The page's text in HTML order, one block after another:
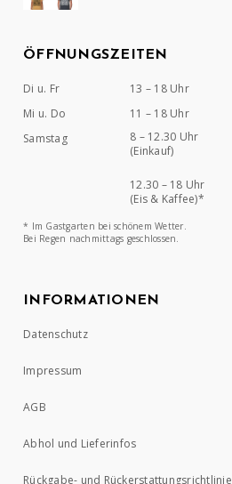
ÖFFNUNGSZEITEN
Di u. Fr
13 – 18 Uhr
Mi u. Do
11 – 18 Uhr
Samstag
8 – 12.30 Uhr
(Einkauf)
12.30 – 18 Uhr
(Eis & Kaffee)*
* Im Gastgarten bei schönem Wetter.
Bei Regen nachmittags geschlossen.
INFORMATIONEN
Datenschutz
Impressum
AGB
Abhol und Lieferinfos
Rückgabe- und Rückerstattungsrichtlinie